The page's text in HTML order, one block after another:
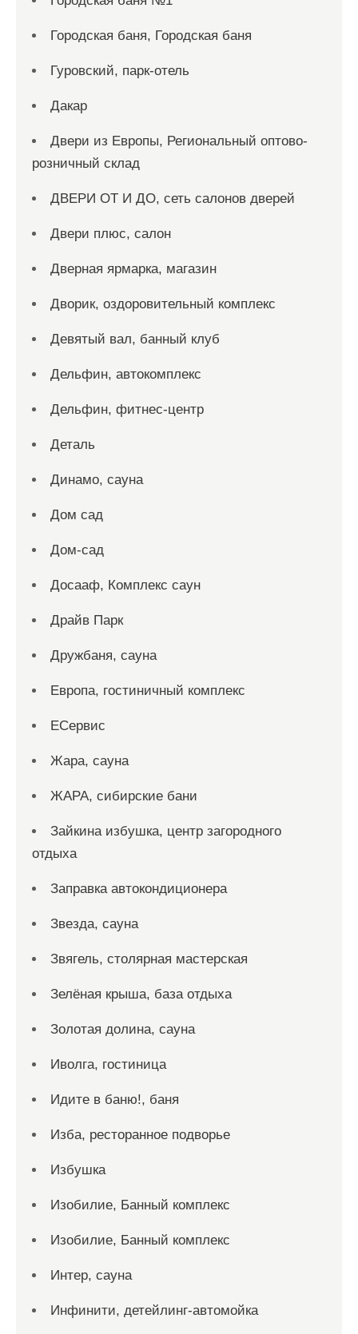
Городская баня, Городская баня
Гуровский, парк-отель
Дакар
Двери из Европы, Региональный оптово-
розничный склад
ДВЕРИ ОТ И ДО, сеть салонов дверей
Двери плюс, салон
Дверная ярмарка, магазин
Дворик, оздоровительный комплекс
Девятый вал, банный клуб
Дельфин, автокомплекс
Дельфин, фитнес-центр
Деталь
Динамо, сауна
Дом сад
Дом-сад
Досааф, Комплекс саун
Драйв Парк
Дружбаня, сауна
Европа, гостиничный комплекс
ЕСервис
Жара, сауна
ЖАРА, сибирские бани
Зайкина избушка, центр загородного
отдыха
Заправка автокондиционера
Звезда, сауна
Звягель, столярная мастерская
Зелёная крыша, база отдыха
Золотая долина, сауна
Иволга, гостиница
Идите в баню!, баня
Изба, ресторанное подворье
Избушка
Изобилие, Банный комплекс
Изобилие, Банный комплекс
Интер, сауна
Инфинити, детейлинг-автомойка